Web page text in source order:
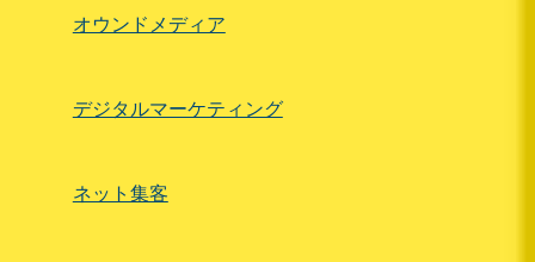
オウンドメディア
デジタルマーケティング
ネット集客